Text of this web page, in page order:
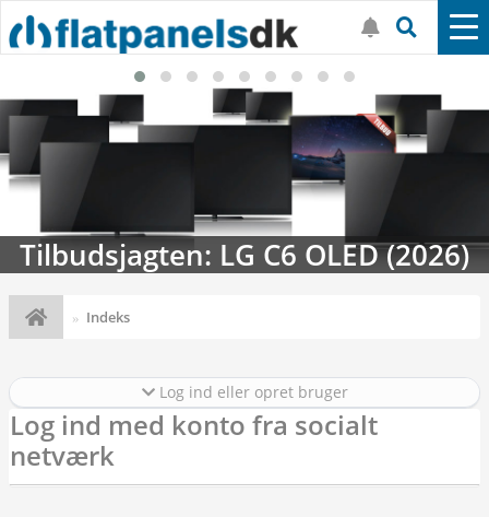
Tilbudsjagten: LG C6 OLED (2026)
Indeks
Log ind eller opret bruger
Log ind med konto fra socialt
netværk